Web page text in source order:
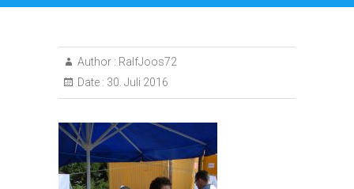
Author : RalfJoos72
Date : 30. Juli 2016